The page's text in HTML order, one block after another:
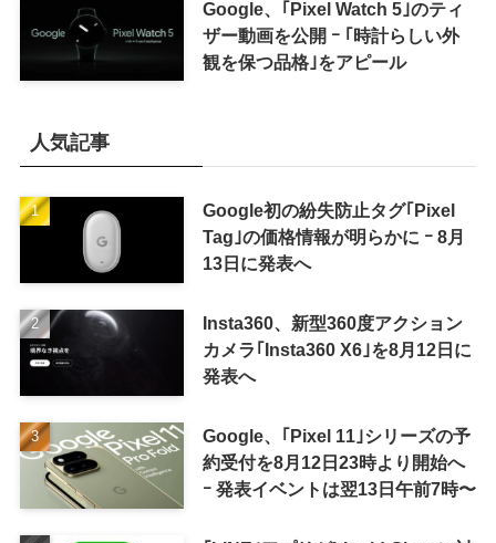
Google、｢Pixel Watch 5｣のティ
ザー動画を公開 ｰ ｢時計らしい外
観を保つ品格｣をアピール
人気記事
Google初の紛失防止タグ｢Pixel
Tag｣の価格情報が明らかに ｰ 8月
13日に発表へ
Insta360、新型360度アクション
カメラ｢Insta360 X6｣を8月12日に
発表へ
Google、｢Pixel 11｣シリーズの予
約受付を8月12日23時より開始へ
ｰ 発表イベントは翌13日午前7時〜